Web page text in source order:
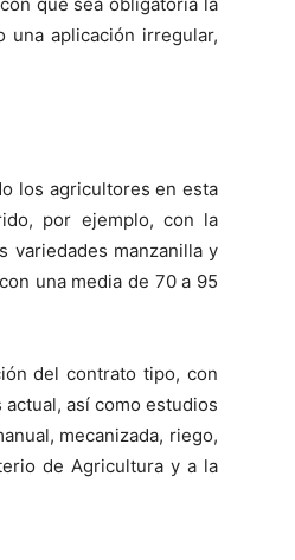
una aplicación irregular,
los agricultores en esta
por ejemplo, con la
variedades manzanilla y
una media de 70 a 95
del contrato tipo, con
así como estudios
mecanizada, riego,
de Agricultura y a la